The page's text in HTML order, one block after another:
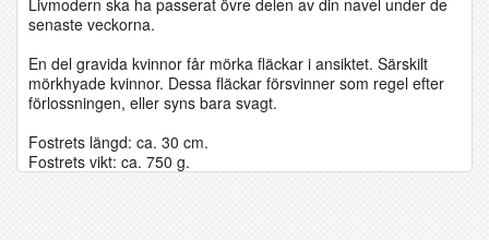
Livmodern ska ha passerat övre delen av din navel under de
senaste veckorna.
En del gravida kvinnor får mörka fläckar i ansiktet. Särskilt
mörkhyade kvinnor. Dessa fläckar försvinner som regel efter
förlossningen, eller syns bara svagt.
Fostrets längd: ca. 30 cm.
Fostrets vikt: ca. 750 g.